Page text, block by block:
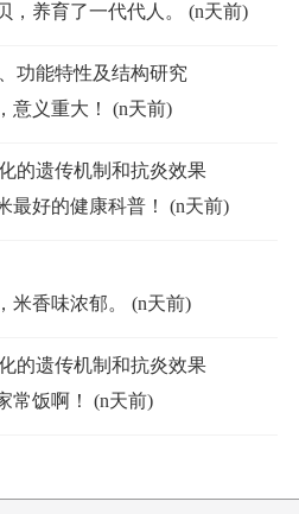
，养育了一代代人。 (n天前)
功能特性及结构研究
意义重大！ (n天前)
的遗传机制和抗炎效果
最好的健康科普！ (n天前)
米香味浓郁。 (n天前)
的遗传机制和抗炎效果
常饭啊！ (n天前)